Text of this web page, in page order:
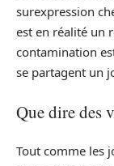
surexpression
est en réalité un
contamination
se partagent un
Que dire des
Tout comme les